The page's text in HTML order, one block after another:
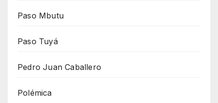
Paso Mbutu
Paso Tuyá
Pedro Juan Caballero
Polémica